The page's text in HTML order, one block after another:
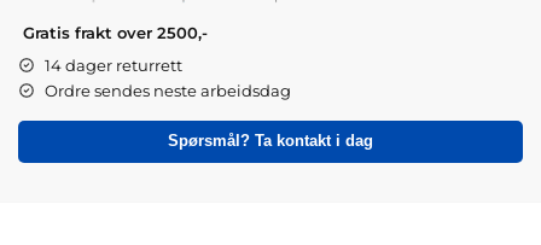
Gratis frakt over 2500,-
14 dager returrett
Ordre sendes neste arbeidsdag
Spørsmål? Ta kontakt i dag